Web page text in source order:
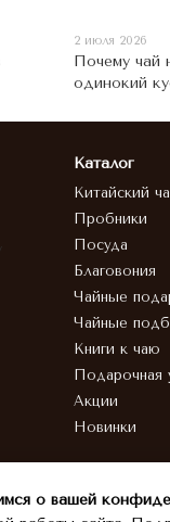
2 июля 2026
Почему чай
одинокий
Каталог
Китайский
Пробники
Посуда
Благовония
Чайные
Чайные
Книги к чаю
Подарочная
Акции
Новинки
о вашей